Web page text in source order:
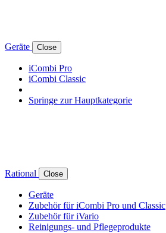
Geräte Close
iCombi Pro
iCombi Classic
Springe zur Hauptkategorie
Rational Close
Geräte
Zubehör für iCombi Pro und Classic
Zubehör für iVario
Reinigungs- und Pflegeprodukte